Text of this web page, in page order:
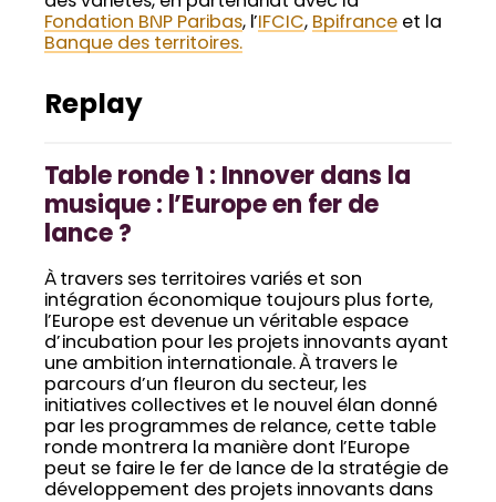
Fondation BNP Paribas, l’ IFCIC, Bpifrance et la
Banque des territoires.
Replay
Table ronde 1 : Innover dans la
musique : l’Europe en fer de
lance ?
À travers ses territoires variés et son
intégration économique toujours plus forte,
l’Europe est devenue un véritable espace
d’incubation pour les projets innovants ayant
une ambition internationale. À travers le
parcours d’un fleuron du secteur, les
initiatives collectives et le nouvel élan donné
par les programmes de relance, cette table
ronde montrera la manière dont l’Europe
peut se faire le fer de lance de la stratégie de
développement des projets innovants dans